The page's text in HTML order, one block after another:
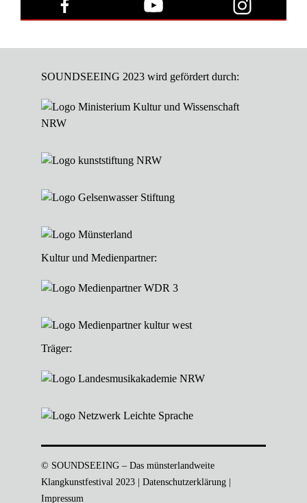
SOUNDSEEING 2023 wird gefördert durch:
Kultur und Medienpartner:
Träger:
© SOUNDSEEING – Das münsterlandweite
Klangkunstfestival 2023 | Datenschutzerklärung |
Impressum